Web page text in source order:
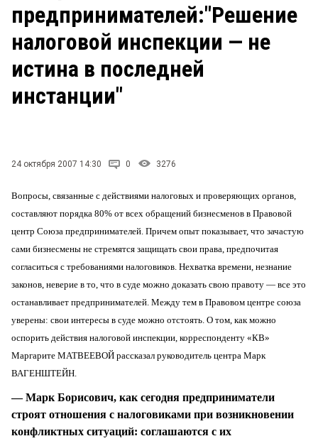
СТИЛЬ ЖИЗНИ
предпринимателей:"Решение
налоговой инспекции — не
истина в последней
инстанции"
24 октября 2007 14:30 0 3276
Вопросы, связанные с действиями налоговых и проверяющих органов,
составляют порядка 80% от всех обращений бизнесменов в Правовой
центр Союза предпринимателей. Причем опыт показывает, что зачастую
сами бизнесмены не стремятся защищать свои права, предпочитая
согласиться с требованиями налоговиков. Нехватка времени, незнание
законов, неверие в то, что в суде можно доказать свою правоту — все это
останавливает предпринимателей. Между тем в Правовом центре союза
уверены: свои интересы в суде можно отстоять. О том, как можно
оспорить действия налоговой инспекции, корреспонденту «КВ»
Маргарите МАТВЕЕВОЙ рассказал руководитель центра Марк
ВАГЕНШТЕЙН.
— Марк Борисович, как сегодня предприниматели
строят отношения с налоговиками при возникновении
конфликтных ситуаций: соглашаются с их